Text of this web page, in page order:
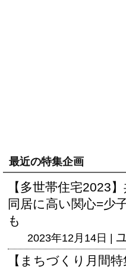
最近の特集企画
【多世帯住宅2023
同居に高い関心=少
も
2023年12月14日 |
【まちづくり月間